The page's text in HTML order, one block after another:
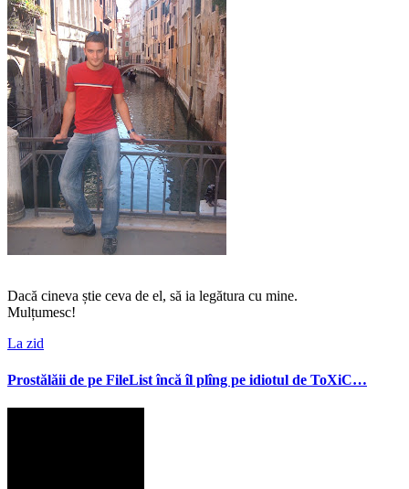
Dacă cineva știe ceva de el, să ia legătura cu mine.
Mulțumesc!
La zid
Prostălăii de pe FileList încă îl plîng pe idiotul de ToXiC…